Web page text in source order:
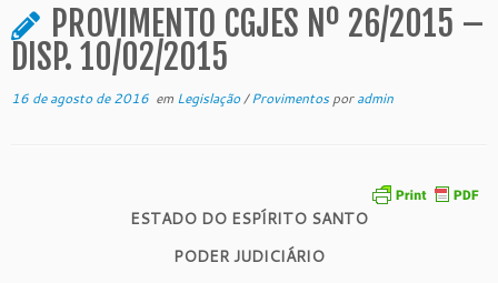
PROVIMENTO CGJES Nº 26/2015 –
DISP. 10/02/2015
16 de agosto de 2016 em Legislação/Provimentosporadmin
ESTADO DO ESPÍRITO SANTO
PODER JUDICIÁRIO